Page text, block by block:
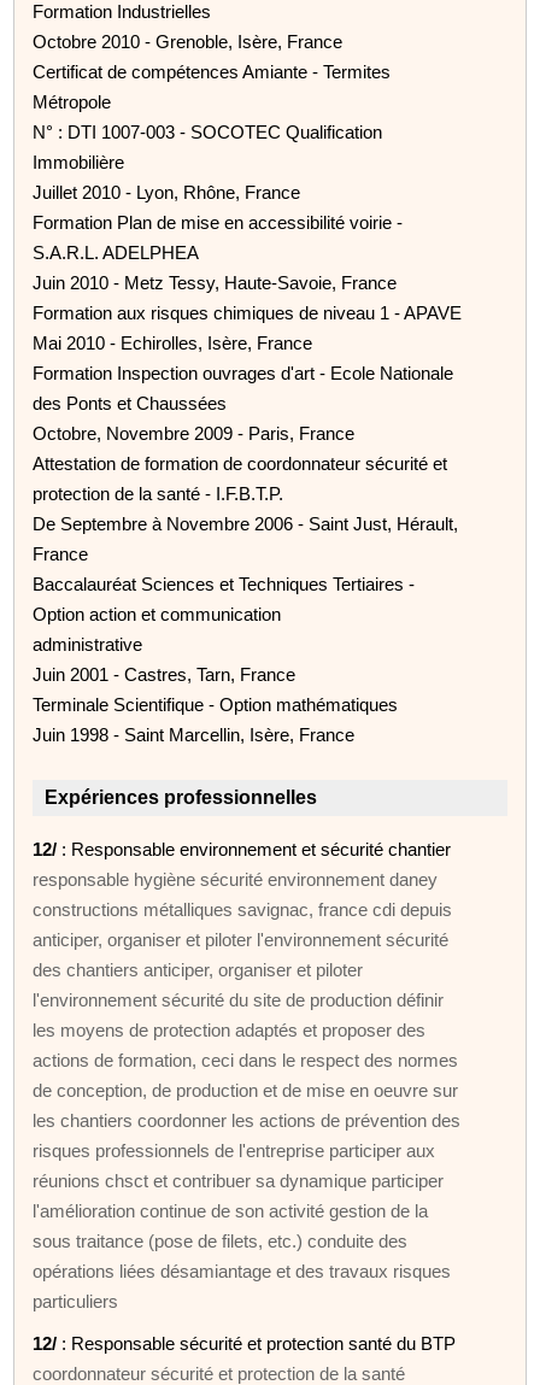
Formation Industrielles
Octobre 2010 - Grenoble, Isère, France
Certificat de compétences Amiante - Termites
Métropole
N° : DTI 1007-003 - SOCOTEC Qualification
Immobilière
Juillet 2010 - Lyon, Rhône, France
Formation Plan de mise en accessibilité voirie -
S.A.R.L. ADELPHEA
Juin 2010 - Metz Tessy, Haute-Savoie, France
Formation aux risques chimiques de niveau 1 - APAVE
Mai 2010 - Echirolles, Isère, France
Formation Inspection ouvrages d'art - Ecole Nationale
des Ponts et Chaussées
Octobre, Novembre 2009 - Paris, France
Attestation de formation de coordonnateur sécurité et
protection de la santé - I.F.B.T.P.
De Septembre à Novembre 2006 - Saint Just, Hérault,
France
Baccalauréat Sciences et Techniques Tertiaires -
Option action et communication
administrative
Juin 2001 - Castres, Tarn, France
Terminale Scientifique - Option mathématiques
Juin 1998 - Saint Marcellin, Isère, France
Expériences professionnelles
12/ : Responsable environnement et sécurité chantier
responsable hygiène sécurité environnement daney
constructions métalliques savignac, france cdi depuis
anticiper, organiser et piloter l'environnement sécurité
des chantiers anticiper, organiser et piloter
l'environnement sécurité du site de production définir
les moyens de protection adaptés et proposer des
actions de formation, ceci dans le respect des normes
de conception, de production et de mise en oeuvre sur
les chantiers coordonner les actions de prévention des
risques professionnels de l'entreprise participer aux
réunions chsct et contribuer sa dynamique participer
l'amélioration continue de son activité gestion de la
sous traitance (pose de filets, etc.) conduite des
opérations liées désamiantage et des travaux risques
particuliers
12/ : Responsable sécurité et protection santé du BTP
coordonnateur sécurité et protection de la santé